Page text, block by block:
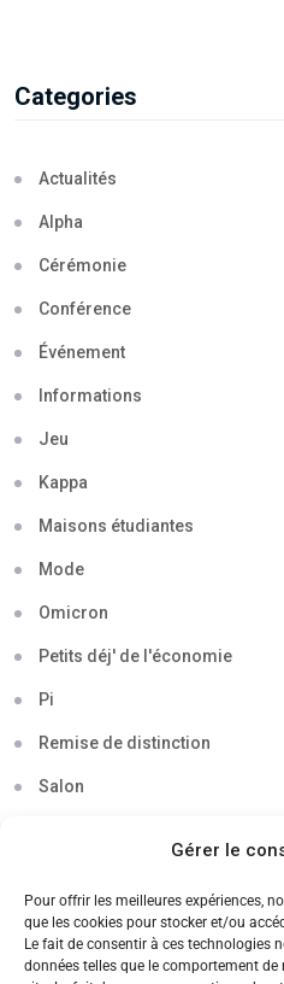
Gérer le
Pour offrir les meilleures expériences,
que les cookies pour stocker et/ou
Le fait de consentir à ces technologies
données telles que le comportement
Categories
Actualités
Alpha
Cérémonie
Conférence
Événement
Informations
Jeu
Kappa
Maisons étudiantes
Mode
Omicron
Petits déj' de l'économie
Pi
Remise de distinction
Salon
Soirée
Sortie découverte